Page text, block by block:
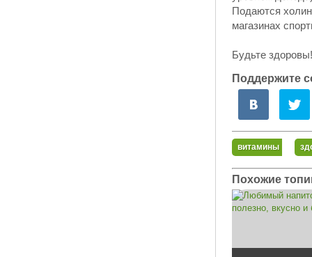
Подаются
магазинах
Будьте здоровы!
Поддержите
витамины
Похожие